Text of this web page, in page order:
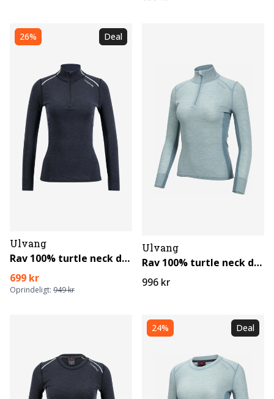
26% Deal
Ulvang
Rav 100% turtle neck dame
699 kr
Oprindeligt: 949 kr
Ulvang
Rav 100% turtle neck dame
996 kr
24% Deal